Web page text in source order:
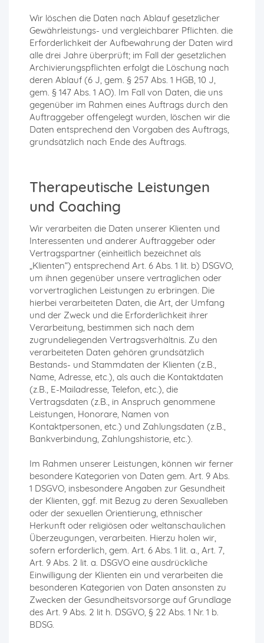
Wir löschen die Daten nach Ablauf gesetzlicher
Gewährleistungs- und vergleichbarer Pflichten. die
Erforderlichkeit der Aufbewahrung der Daten wird
alle drei Jahre überprüft; im Fall der gesetzlichen
Archivierungspflichten erfolgt die Löschung nach
deren Ablauf (6 J, gem. § 257 Abs. 1 HGB, 10 J,
gem. § 147 Abs. 1 AO). Im Fall von Daten, die uns
gegenüber im Rahmen eines Auftrags durch den
Auftraggeber offengelegt wurden, löschen wir die
Daten entsprechend den Vorgaben des Auftrags,
grundsätzlich nach Ende des Auftrags.
Therapeutische Leistungen
und Coaching
Wir verarbeiten die Daten unserer Klienten und
Interessenten und anderer Auftraggeber oder
Vertragspartner (einheitlich bezeichnet als
„Klienten“) entsprechend Art. 6 Abs. 1 lit. b) DSGVO,
um ihnen gegenüber unsere vertraglichen oder
vorvertraglichen Leistungen zu erbringen. Die
hierbei verarbeiteten Daten, die Art, der Umfang
und der Zweck und die Erforderlichkeit ihrer
Verarbeitung, bestimmen sich nach dem
zugrundeliegenden Vertragsverhältnis. Zu den
verarbeiteten Daten gehören grundsätzlich
Bestands- und Stammdaten der Klienten (z.B.,
Name, Adresse, etc.), als auch die Kontaktdaten
(z.B., E-Mailadresse, Telefon, etc.), die
Vertragsdaten (z.B., in Anspruch genommene
Leistungen, Honorare, Namen von
Kontaktpersonen, etc.) und Zahlungsdaten (z.B.,
Bankverbindung, Zahlungshistorie, etc.).
Im Rahmen unserer Leistungen, können wir ferner
besondere Kategorien von Daten gem. Art. 9 Abs.
1 DSGVO, insbesondere Angaben zur Gesundheit
der Klienten, ggf. mit Bezug zu deren Sexualleben
oder der sexuellen Orientierung, ethnischer
Herkunft oder religiösen oder weltanschaulichen
Überzeugungen, verarbeiten. Hierzu holen wir,
sofern erforderlich, gem. Art. 6 Abs. 1 lit. a., Art. 7,
Art. 9 Abs. 2 lit. a. DSGVO eine ausdrückliche
Einwilligung der Klienten ein und verarbeiten die
besonderen Kategorien von Daten ansonsten zu
Zwecken der Gesundheitsvorsorge auf Grundlage
des Art. 9 Abs. 2 lit h. DSGVO, § 22 Abs. 1 Nr. 1 b.
BDSG.